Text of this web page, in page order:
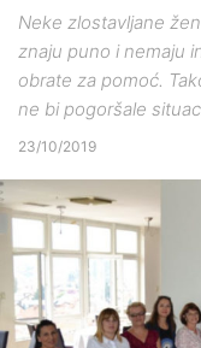
Neke zlostavljane
znaju puno i nemaju
obrate za pomoć.
ne bi pogoršale
23/10/2019